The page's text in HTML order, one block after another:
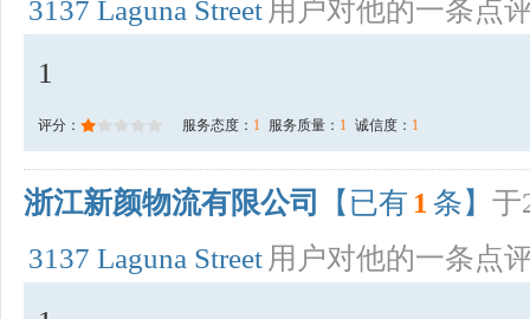
3137 Laguna Street 用户对他的一条点
1
评分： 服务态度： 1 服务质量： 1 诚信度： 1
浙江新颜物流有限公司 【已有 1 条】 于
3137 Laguna Street 用户对他的一条点